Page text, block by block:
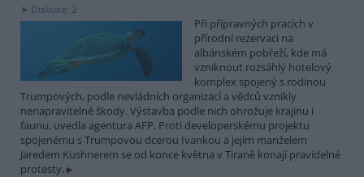
Diskuse: 2
Při přípravných pracích v
přírodní rezervaci na
albánském pobřeží, kde má
vzniknout rozsáhlý hotelový
komplex spojený s rodinou
Trumpových, podle nevládních organizací a vědců vznikly
nenapravitelné škody. Výstavba podle nich ohrožuje krajinu i
faunu, uvedla agentura AFP. Proti developerskému projektu
spojenému s Trumpovou dcerou Ivankou a jejím manželem
Jaredem Kushnerem se od konce května v Tiraně konají pravidelné
protesty.